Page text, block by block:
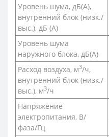
Уровень шума, дБ(A),
внутренний блок (низк./
выс.), дБ (А)
Уровень шума
наружного блока, дБ(A)
Расход воздуха, м3/ч,
внутренний блок (низк./
выс.), м3/ч
Напряжение
электропитания, В/
фаза/Гц